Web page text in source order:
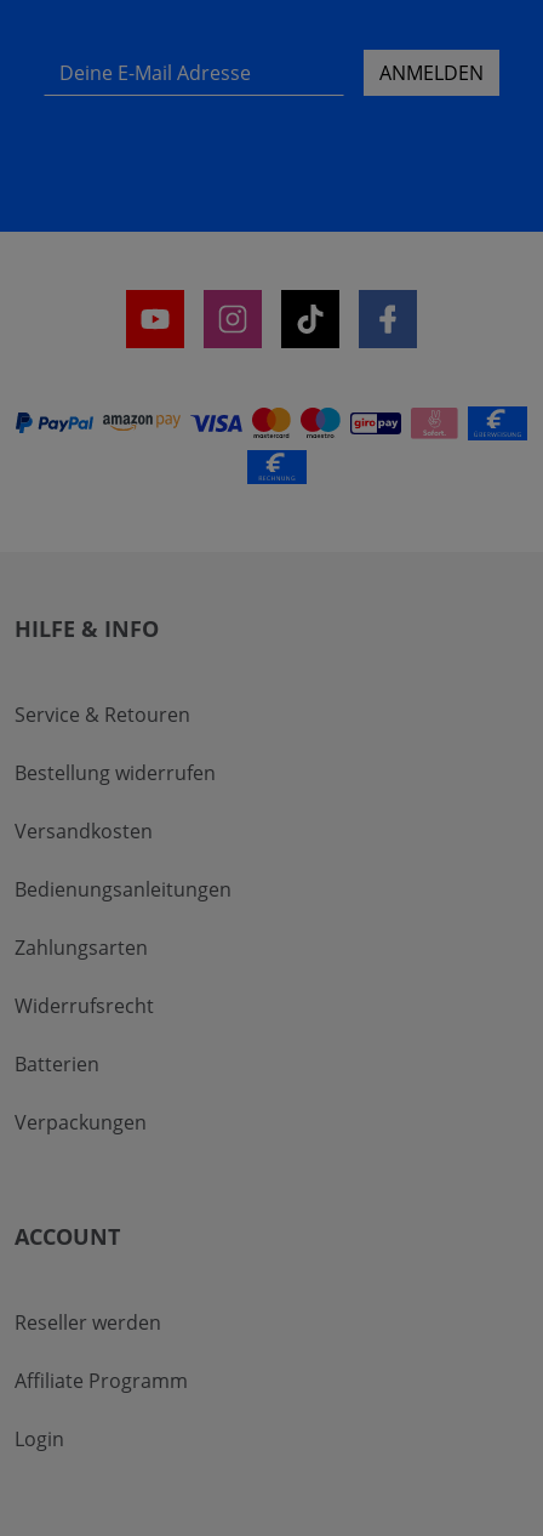
Deine E-Mail Adresse ANMELDEN
HILFE & INFO
Service & Retouren
Bestellung widerrufen
Versandkosten
Bedienungsanleitungen
Zahlungsarten
Widerrufsrecht
Batterien
Verpackungen
ACCOUNT
Reseller werden
Affiliate Programm
Login